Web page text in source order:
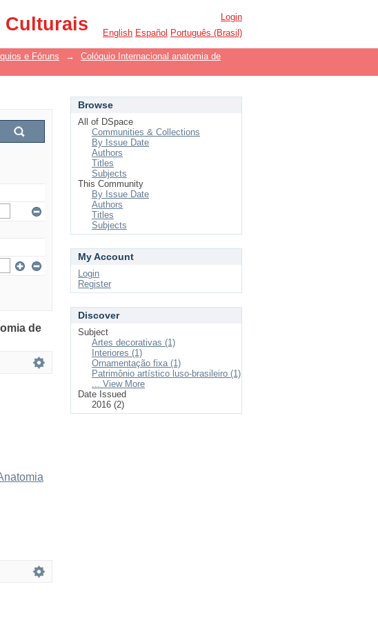
Culturais
Login
English Español Português (Brasil)
e Fóruns →
Colóquio Internacional anatomia de
de
Browse
All of DSpace
Communities & Collections
By Issue Date
Authors
Titles
Subjects
This Community
By Issue Date
Authors
Titles
Subjects
My Account
Login
Register
Discover
Subject
Artes decorativas (1)
Interiores (1)
Ornamentação fixa (1)
Patrimônio artístico luso-brasileiro (1)
... View More
Date Issued
2016 (2)